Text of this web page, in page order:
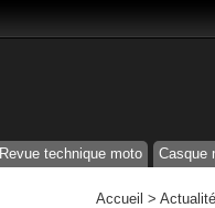
Revue technique moto Casque
Accueil >